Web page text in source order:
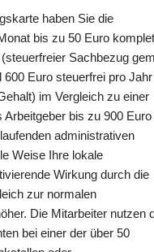
haben Sie die
bis zu 50 Euro
Sachbezug
Euro steuerfrei pro Jahr
im Vergleich zu einer
bis zu 900 Euro
administrativen
Weise Ihre lokale
Wirkung durch die
zur normalen
Die Mitarbeiter nutzen
bei einer der über 50